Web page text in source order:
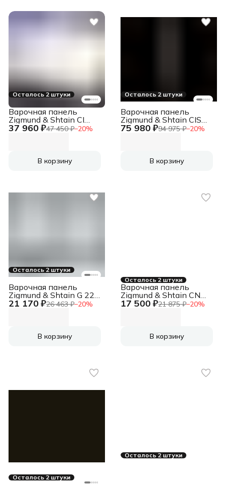
контроль,
автоматический
электроподжиг,
сделано в Испании
Осталось 2 штуки
37 960 ₽47 450 ₽−20%
Варочная панель
Zigmund & Shtain CI
49.6 W
В корзину
Осталось 2 штуки
75 980 ₽94 975 ₽−20%
Варочная панель
Zigmund & Shtain CIS
303.60 BX
В корзину
Осталось 2 штуки
21 170 ₽26 463 ₽−20%
Варочная панель
Zigmund & Shtain G 22.6
W
В корзину
Осталось 2 штуки
17 500 ₽21 875 ₽−20%
Варочная панель
Zigmund & Shtain CN
51.6 B черный
В корзину
Осталось 2 штуки
Осталось 2 штуки